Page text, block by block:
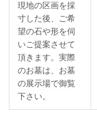
現地の区画を採
寸した後、ご希
望の石や形を伺
いご提案させて
頂きます。実際
のお墓は、お墓
の展示場で御覧
下さい。